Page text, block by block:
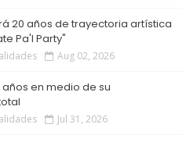
20 años de trayectoria artística
Pa'l Party"
Aug 02, 2026
años en medio de su
Jul 31, 2026